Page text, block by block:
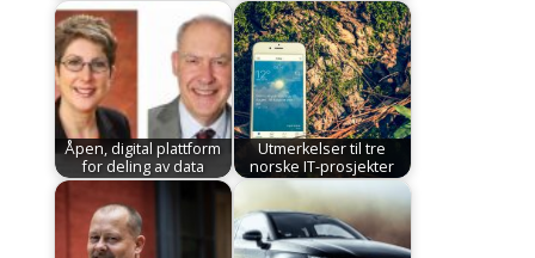
Åpen, digital plattform
for deling av data
Utmerkelser til tre
norske IT-prosjekter